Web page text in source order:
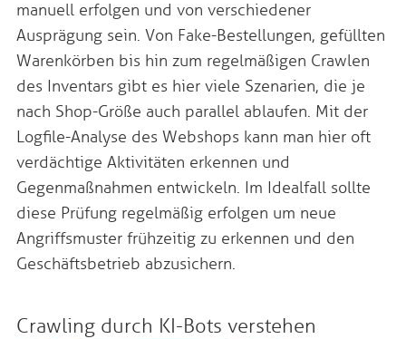
manuell erfolgen und von verschiedener
Ausprägung sein. Von Fake-Bestellungen, gefüllten
Warenkörben bis hin zum regelmäßigen Crawlen
des Inventars gibt es hier viele Szenarien, die je
nach Shop-Größe auch parallel ablaufen. Mit der
Logfile-Analyse des Webshops kann man hier oft
verdächtige Aktivitäten erkennen und
Gegenmaßnahmen entwickeln. Im Idealfall sollte
diese Prüfung regelmäßig erfolgen um neue
Angriffsmuster frühzeitig zu erkennen und den
Geschäftsbetrieb abzusichern.
Crawling durch KI-Bots verstehen